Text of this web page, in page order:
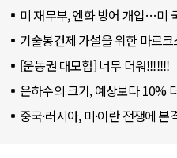
미 재무부, 엔화 방어 개입…미
기술봉건제 가설을 위한 마르
[운동권 대모험] 너무 더워!!!!!!!
은하수의 크기, 예상보다 10%
중국·러시아, 미·이란 전쟁에 본